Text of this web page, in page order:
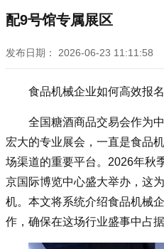
配9号馆专属展区
发布日期： 2026-06-23 11:11:58
食品机械企业如何高效报
全国糖酒商品交易会作为
宏大的专业展会，一直是食品
场渠道的重要平台。2026年秋
京国际博览中心盛大举办，这
机。本文将系统介绍食品机械
作，确保在这场行业盛事中占据